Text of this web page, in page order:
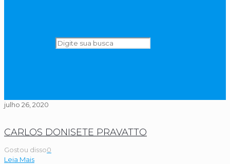
julho 26, 2020
CARLOS DONISETE PRAVATTO
Gostou disso0
Leia Mais